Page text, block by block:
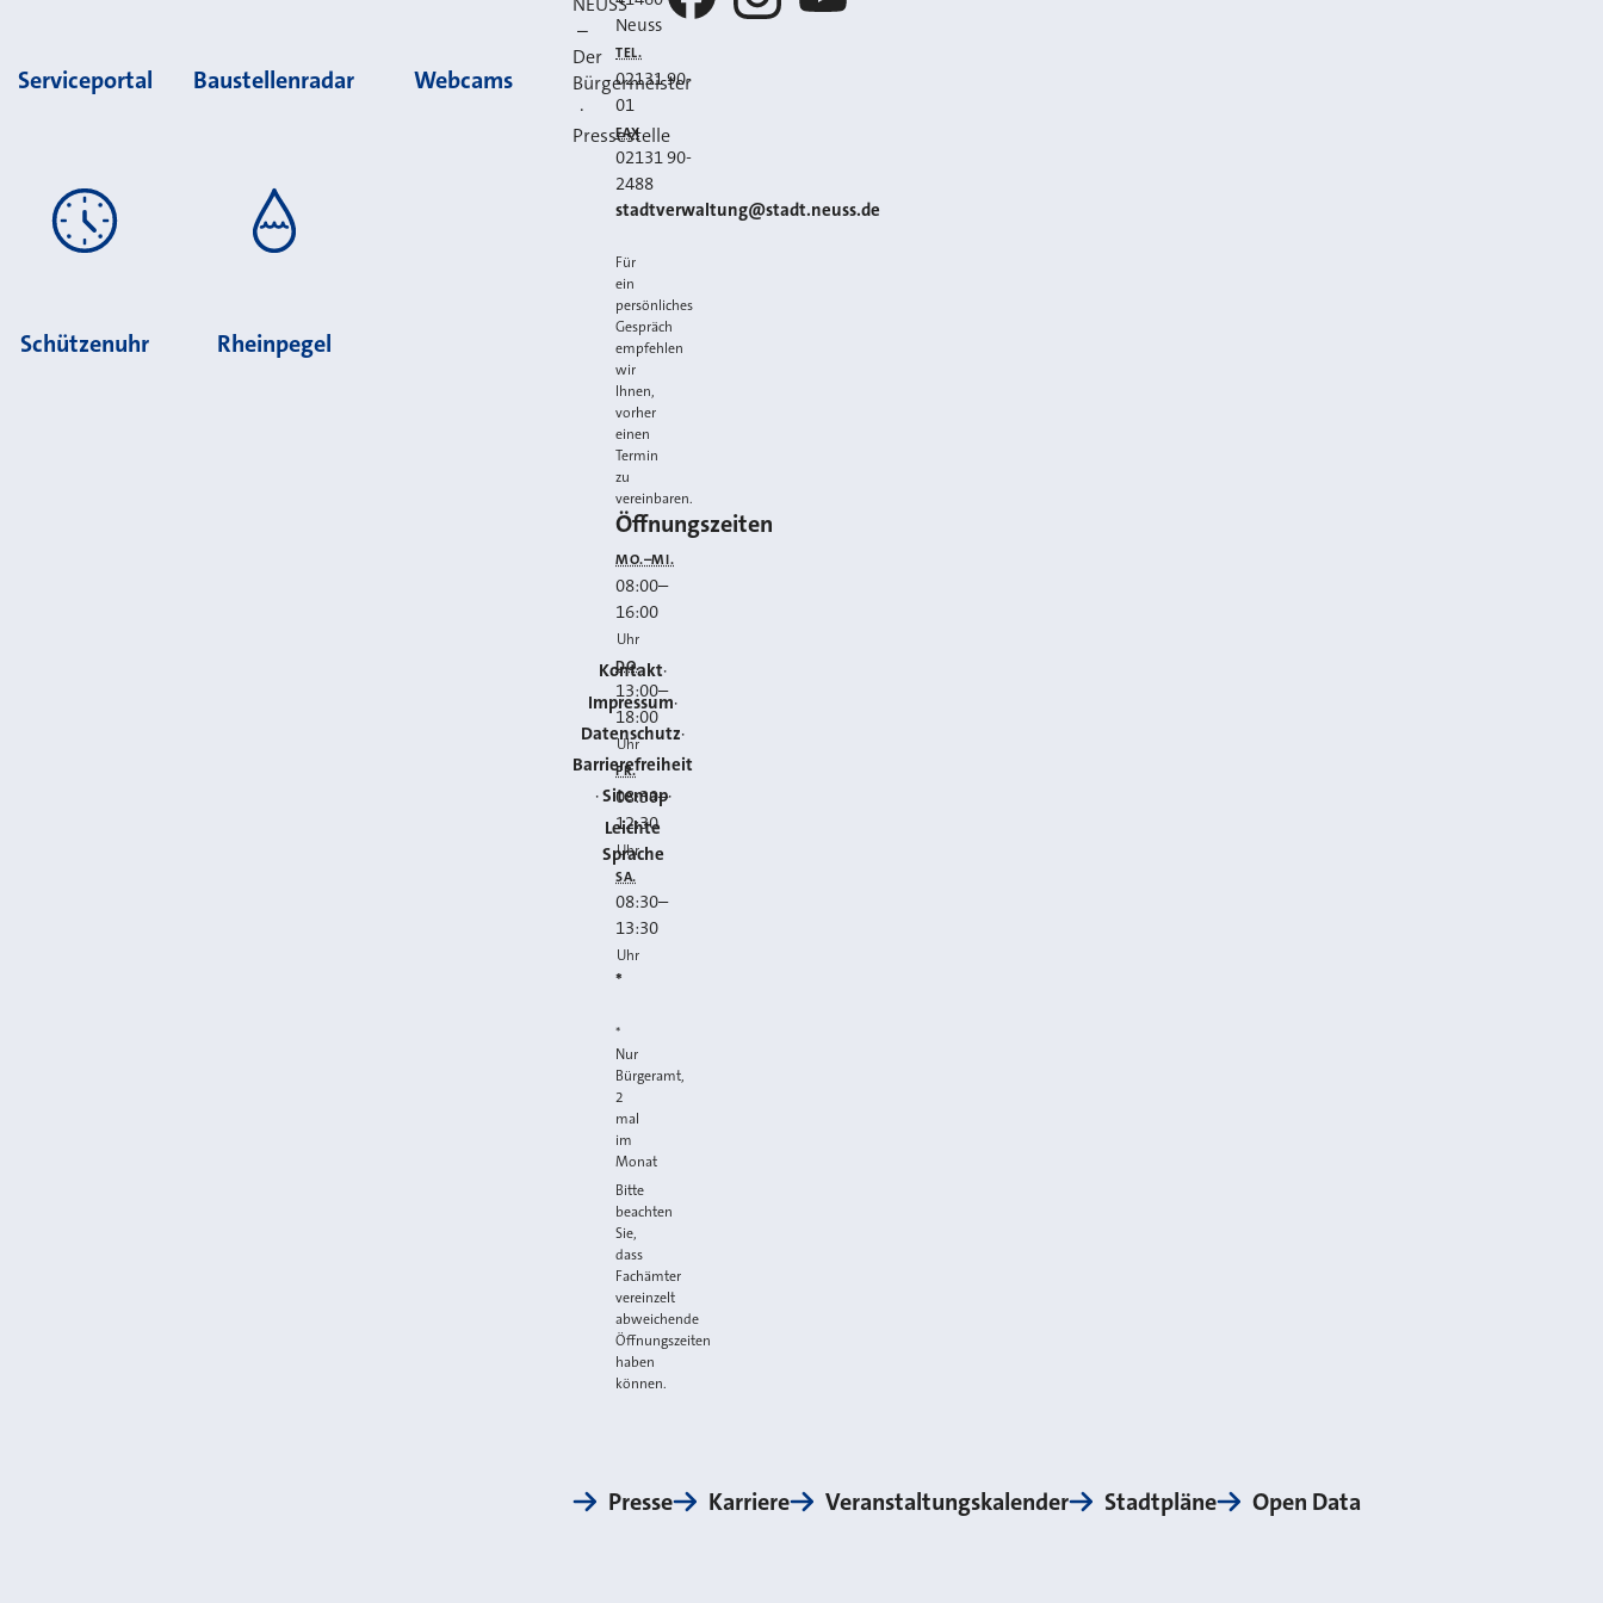
Serviceportal Baustellenradar Webcams
Schützenuhr Rheinpegel
–
Der
Bürgermeister
·
Pressestelle
Kontakt
Impressum
Datenschutz
Barrierefreiheit
Sitemap
Leichte
Sprache
Neuss
TEL.
02131 90-
01
FAX
02131 90-
2488
E-MAIL
stadtverwaltung@stadt.neuss.de
Für
ein
persönliches
Gespräch
empfehlen
wir
Ihnen,
vorher
einen
Termin
zu
vereinbaren.
Öffnungszeiten
MO.–MI.
08:00–
16:00
Uhr
DO.
13:00–
18:00
Uhr
FR.
08:30–
12:30
Uhr
SA.
08:30–
13:30
Uhr
*
*
Nur
Bürgeramt,
2
mal
im
Monat
Bitte
beachten
Sie,
dass
Fachämter
vereinzelt
abweichende
Öffnungszeiten
haben
können.
Presse Karriere Veranstaltungskalender Stadtpläne Open Data